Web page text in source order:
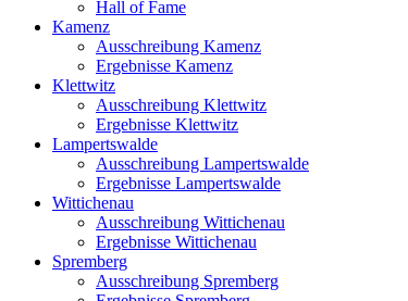
Hall of Fame
Kamenz
Ausschreibung Kamenz
Ergebnisse Kamenz
Klettwitz
Ausschreibung Klettwitz
Ergebnisse Klettwitz
Lampertswalde
Ausschreibung Lampertswalde
Ergebnisse Lampertswalde
Wittichenau
Ausschreibung Wittichenau
Ergebnisse Wittichenau
Spremberg
Ausschreibung Spremberg